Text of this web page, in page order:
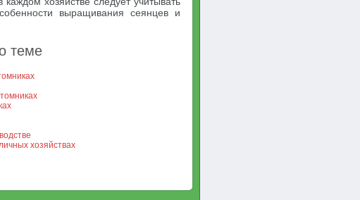
выращивания сеянцев и
теме
хозяйствах